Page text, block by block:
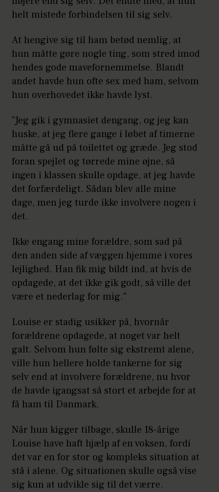
helt mistede forbindelsen til sig selv.
At hengive sig til ham betød nemlig, at
hun måtte gøre nogle ting, som stred imod
hendes gode mavefornemmelse. Blandt
andet havde hun ofte sex med ham, selvom
hun overhovedet ikke havde lyst.
"Jeg gik i gymnasiet dengang, og jeg kan
huske, at jeg flere gange i løbet af timerne
måtte gå ud på toilettet og græde. Jeg stod
foran spejlet og tørrede mine øjne, så
ingen i klassen skulle opdage, at jeg havde
det forfærdeligt. Sådan blev alle mine
dage, men jeg turde ikke involvere nogen i
det.
Ikke engang mine forældre, som sad på
den anden side af væggen hjemme i vores
lejlighed. Han fik mig bildt ind, at hvis de
opdagede, at det ikke gik godt, så ville det
være et nederlag for mig."
Louise er stadig usikker på, hvornår
forældrene opdagede, at noget var helt
galt. Selvom hun følte sig ekstremt alene,
ville hun hellere holde tankerne for sig
selv end at involvere forældrene, nu hvor
de havde igangsat så stort et arbejde for at
få ham til Danmark.
Når hun kigger tilbage, skulle 18-årige
Louise have haft hjælp af en voksen, fordi
det var en for stor og kompleks situation at
stå i alene. Og situationen skulle også vise
sig kun at udvikle sig til det værre.